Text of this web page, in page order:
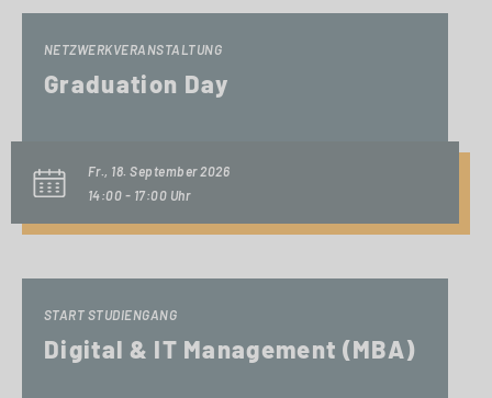
NETZWERKVERANSTALTUNG
Graduation Day
Fr., 18. September 2026
14:00 - 17:00 Uhr
START STUDIENGANG
Digital & IT Management (MBA)